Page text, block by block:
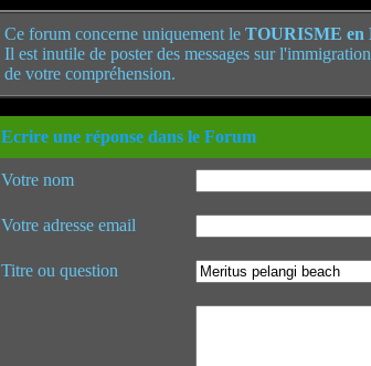
Ce forum concerne uniquement le TOURISME en
Il est inutile de poster des messages sur
de votre compréhension.
Ecrire une réponse dans le Forum
Votre nom
Votre adresse email
Titre ou question